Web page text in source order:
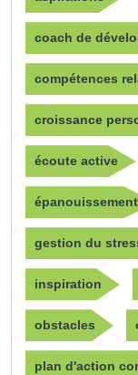
coach de
compétences
croissance
écoute active
épanouissement
gestion du
inspiration
obstacles
plan d'action